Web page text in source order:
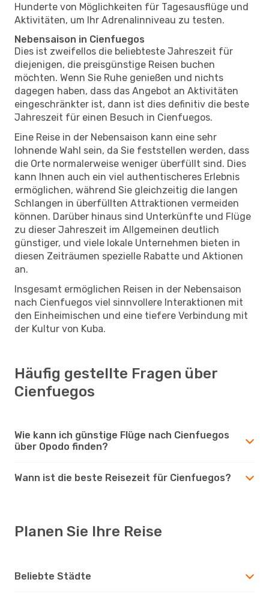
Hunderte von Möglichkeiten für Tagesausflüge und
Aktivitäten, um Ihr Adrenalinniveau zu testen.
Nebensaison in Cienfuegos
Dies ist zweifellos die beliebteste Jahreszeit für
diejenigen, die preisgünstige Reisen buchen
möchten. Wenn Sie Ruhe genießen und nichts
dagegen haben, dass das Angebot an Aktivitäten
eingeschränkter ist, dann ist dies definitiv die beste
Jahreszeit für einen Besuch in Cienfuegos.
Eine Reise in der Nebensaison kann eine sehr
lohnende Wahl sein, da Sie feststellen werden, dass
die Orte normalerweise weniger überfüllt sind. Dies
kann Ihnen auch ein viel authentischeres Erlebnis
ermöglichen, während Sie gleichzeitig die langen
Schlangen in überfüllten Attraktionen vermeiden
können. Darüber hinaus sind Unterkünfte und Flüge
zu dieser Jahreszeit im Allgemeinen deutlich
günstiger, und viele lokale Unternehmen bieten in
diesen Zeiträumen spezielle Rabatte und Aktionen
an.
Insgesamt ermöglichen Reisen in der Nebensaison
nach Cienfuegos viel sinnvollere Interaktionen mit
den Einheimischen und eine tiefere Verbindung mit
der Kultur von Kuba.
Häufig gestellte Fragen über
Cienfuegos
Wie kann ich günstige Flüge nach Cienfuegos
über Opodo finden?
Wann ist die beste Reisezeit für Cienfuegos?
Planen Sie Ihre Reise
Beliebte Städte